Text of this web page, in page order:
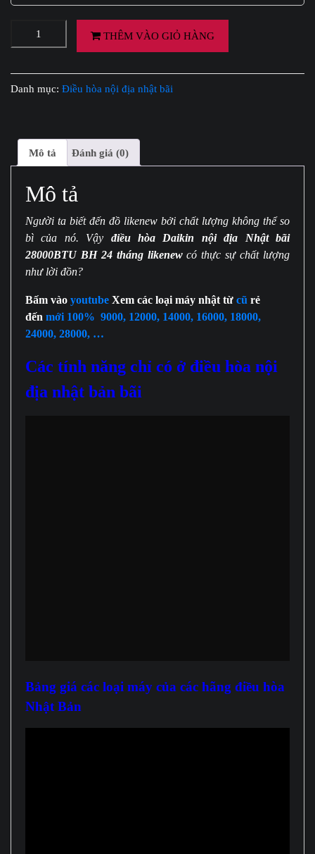
HOÀ
28000BTU
THÁNG
LIKENEW
lượng
THÊM VÀO GIỎ HÀNG
Danh mục: Điều hòa nội địa nhật bãi
Mô tả Đánh giá (0)
Mô tả
Người ta biết đến đồ likenew bởi chất lượng không thể so
bì của nó. Vậy điều hòa Daikin nội địa Nhật bãi
28000BTU BH 24 tháng likenewcó thực sự chất lượng
như lời đồn?
Bấm vào youtube Xem các loại máy nhật từ cũ rẻ
đến mới 100% 9000, 12000, 14000, 16000, 18000,
24000, 28000, …
Các tính năng chỉ có ở điều hòa nội
địa nhật bản bãi
Bảng giá các loại máy của các hãng điều hòa
Nhật Bản